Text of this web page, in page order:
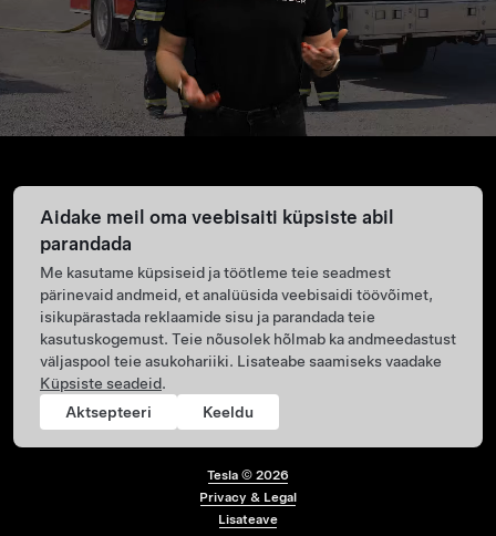
Footer menu
Tesla © 2026
Privacy & Legal
Lisateave
Aidake meil oma veebisaiti küpsiste abil
parandada
Me kasutame küpsiseid ja töötleme teie seadmest
pärinevaid andmeid, et analüüsida veebisaidi töövõimet,
isikupärastada reklaamide sisu ja parandada teie
kasutuskogemust. Teie nõusolek hõlmab ka andmeedastust
väljaspool teie asukohariiki. Lisateabe saamiseks vaadake
Küpsiste seadeid.
Aktsepteeri
Keeldu